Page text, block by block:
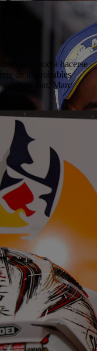
sólo podía hacerse
de improbables
que eso, Marc